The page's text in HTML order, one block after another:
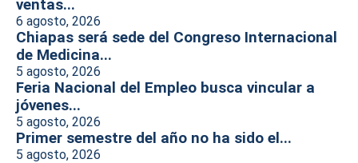
ventas...
6 agosto, 2026
Chiapas será sede del Congreso Internacional
de Medicina...
5 agosto, 2026
Feria Nacional del Empleo busca vincular a
jóvenes...
5 agosto, 2026
Primer semestre del año no ha sido el...
5 agosto, 2026